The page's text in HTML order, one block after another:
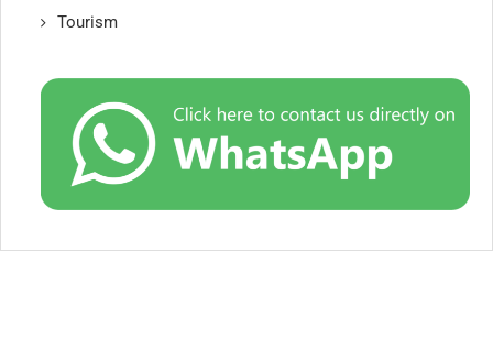
Tourism